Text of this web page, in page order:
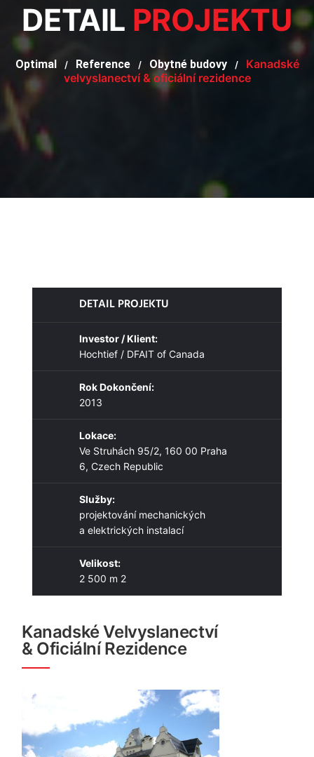
DETAIL PROJEKTU
Optimal / Reference / Obytné budovy /
Kanadské
velvyslanectví & oficiální rezidence
DETAIL PROJEKTU
Investor / Klient:
Hochtief / DFAIT of Canada
Rok Dokončení:
2013
Lokace:
Ve Struhách 95/2, 160 00 Praha
6, Czech Republic
Služby:
projektování mechanických
a elektrických instalací
Velikost:
2 500 m 2
Kanadské Velvyslanectví
& Oficiální Rezidence